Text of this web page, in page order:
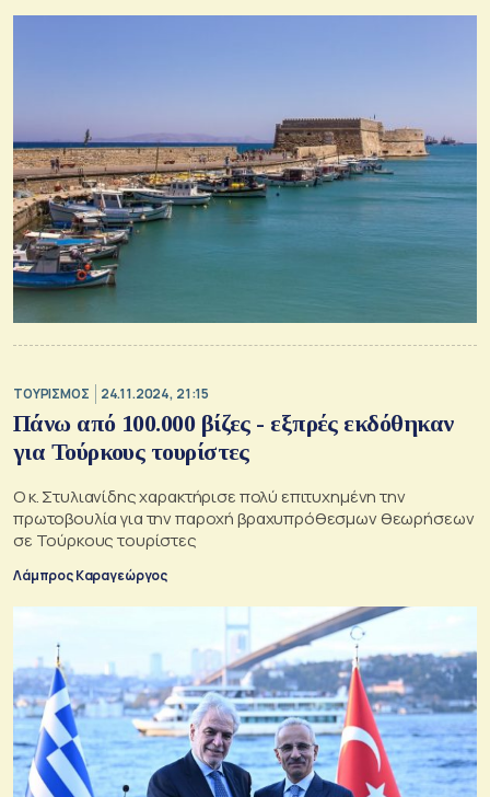
ΤΟΥΡΙΣΜΟΣ 24.11.2024, 21:15
Πάνω από 100.000 βίζες - εξπρές εκδόθηκαν
για Τούρκους τουρίστες
Ο κ. Στυλιανίδης χαρακτήρισε πολύ επιτυχημένη την
πρωτοβουλία για την παροχή βραχυπρόθεσμων θεωρήσεων
σε Τούρκους τουρίστες
Λάμπρος Καραγεώργος